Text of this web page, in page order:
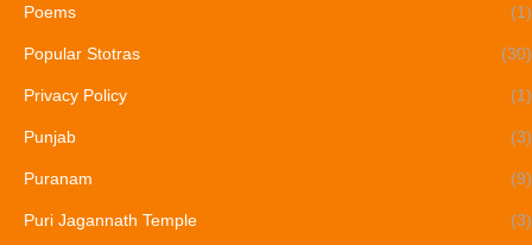
Poems (1)
Popular Stotras (30)
Privacy Policy (1)
Punjab (3)
Puranam (9)
Puri Jagannath Temple (3)